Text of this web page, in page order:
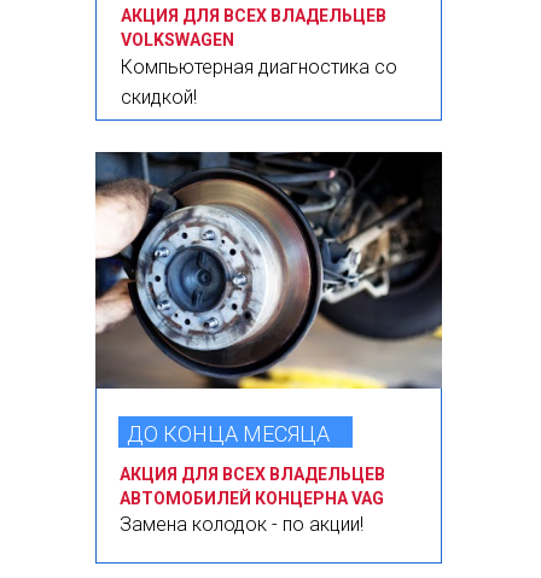
АКЦИЯ ДЛЯ ВСЕХ ВЛАДЕЛЬЦЕВ
АВТОМОБИЛЕЙ КОНЦЕРНА VAG
Замена колодок - по акции!
ДО КОНЦА МЕСЯЦА
АКЦИЯ ДЛЯ ВСЕХ ВЛАДЕЛЬЦЕВ
VOLKSWAGEN
Компьютерная диагностика со
скидкой!